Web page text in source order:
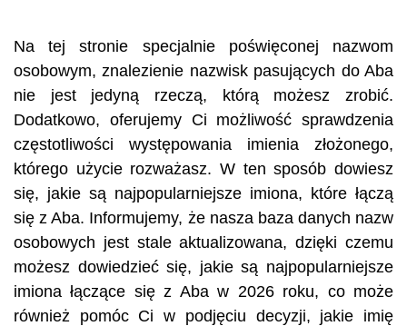
Na tej stronie specjalnie poświęconej nazwom
osobowym, znalezienie nazwisk pasujących do Aba
nie jest jedyną rzeczą, którą możesz zrobić.
Dodatkowo, oferujemy Ci możliwość sprawdzenia
częstotliwości występowania imienia złożonego,
którego użycie rozważasz. W ten sposób dowiesz
się, jakie są najpopularniejsze imiona, które łączą
się z Aba. Informujemy, że nasza baza danych nazw
osobowych jest stale aktualizowana, dzięki czemu
możesz dowiedzieć się, jakie są najpopularniejsze
imiona łączące się z Aba w 2026 roku, co może
również pomóc Ci w podjęciu decyzji, jakie imię